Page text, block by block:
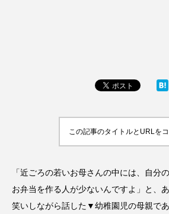
この記事のタイトルとURLを
「近ごろの若いお母さんの中には、自分
お弁当を作る人が少ないんですよ」と、
笑いしながら話した▼幼稚園児の母親で